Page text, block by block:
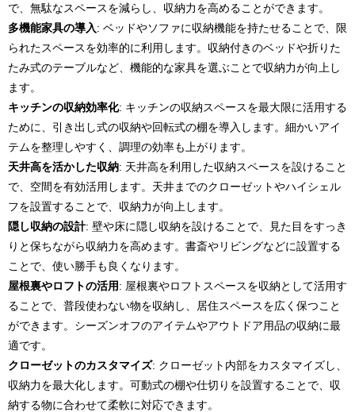
で、無駄なスペースを減らし、収納力を高めることができます。
多機能家具の導入: ベッドやソファに収納機能を持たせることで、限
られたスペースを効率的に利用します。収納付きのベッドや折りた
たみ式のテーブルなど、機能的な家具を選ぶことで収納力が向上し
ます。
キッチンの収納効率化: キッチンの収納スペースを最大限に活用する
ために、引き出し式の収納や回転式の棚を導入します。細かいアイ
テムを整理しやすく、調理の効率も上がります。
天井高を活かした収納: 天井高を利用した収納スペースを設けること
で、空間を有効活用します。天井までのクローゼットやハイシェル
フを設置することで、収納力が向上します。
隠し収納の設計: 壁や床に隠し収納を設けることで、見た目をすっき
りと保ちながら収納力を高めます。書斎やリビングなどに設置する
ことで、使い勝手も良くなります。
屋根裏やロフトの活用: 屋根裏やロフトスペースを収納として活用す
ることで、普段使わない物を収納し、居住スペースを広く保つこと
ができます。シーズンオフのアイテムやアウトドア用品の収納に最
適です。
クローゼットのカスタマイズ: クローゼット内部をカスタマイズし、
収納力を最大化します。可動式の棚や仕切りを設置することで、収
納する物に合わせて柔軟に対応できます。